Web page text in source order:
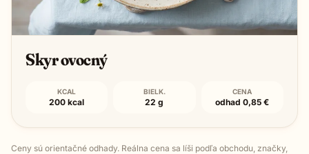
Skyr ovocný
KCAL
200 kcal
BIELK.
22 g
CENA
odhad 0,85 €
Ceny sú orientačné odhady. Reálna cena sa líši podľa obchodu, značky,